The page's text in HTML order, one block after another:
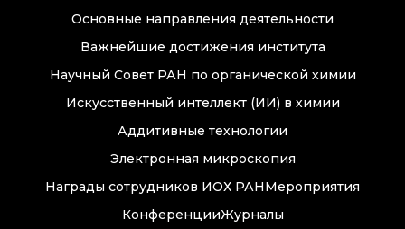
Крупный научный
по приоритетным
Основные направления деятельности
Важнейшие достижения института
Научный Совет РАН по органической химии
Искусственный интеллект (ИИ) в химии
Аддитивные технологии
Электронная микроскопия
Награды сотрудников ИОХ РАНМероприятия
КонференцииЖурналы